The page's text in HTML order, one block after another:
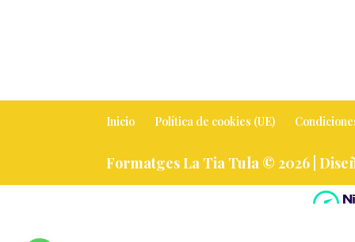
Inicio Política de cookies (UE)
Formatges La Tia Tula © 2026 |